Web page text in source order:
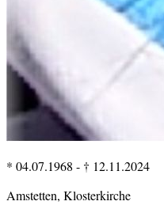
* 04.07.1968 - † 12.11.2024
Amstetten, Klosterkirche